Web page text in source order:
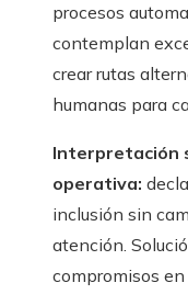
procesos
contemplan
crear rutas
humanas para
Interpretación
operativa:
inclusión sin
atención.
compromisos